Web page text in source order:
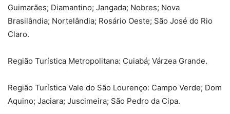
Guimarães; Diamantino; Jangada; Nobres; Nova
Brasilândia; Nortelândia; Rosário Oeste; São José do Rio
Claro.
Região Turística Metropolitana: Cuiabá; Várzea Grande.
Região Turística Vale do São Lourenço: Campo Verde; Dom
Aquino; Jaciara; Juscimeira; São Pedro da Cipa.